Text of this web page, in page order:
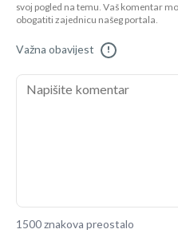
svoj pogled na temu. Vaš komentar
obogatiti zajednicu našeg portala.
Važna obavijest !
1500 znakova preostalo